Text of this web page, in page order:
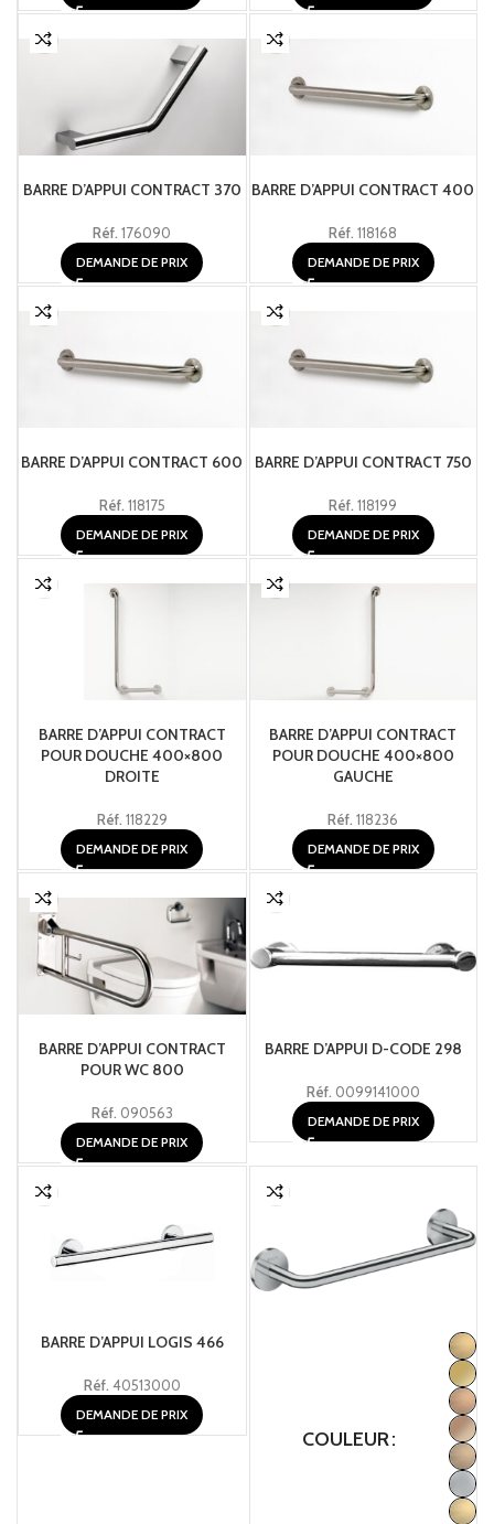
BARRE D’APPUI CONTRACT 370
Réf.176090
DEMANDE DE PRIX
BARRE D’APPUI CONTRACT 400
Réf.118168
DEMANDE DE PRIX
BARRE D’APPUI CONTRACT 600
Réf. 118175
DEMANDE DE PRIX
BARRE D’APPUI CONTRACT 750
Réf.118199
DEMANDE DE PRIX
BARRE D’APPUI CONTRACT
POUR DOUCHE 400×800
DROITE
Réf. 118229
DEMANDE DE PRIX
BARRE D’APPUI CONTRACT
POUR DOUCHE 400×800
GAUCHE
Réf.118236
DEMANDE DE PRIX
BARRE D’APPUI CONTRACT
POUR WC 800
Réf. 090563
DEMANDE DE PRIX
BARRE D’APPUI D-CODE 298
Réf. 0099141000
DEMANDE DE PRIX
BARRE D’APPUI LOGIS 466
Réf. 40513000
DEMANDE DE PRIX
COULEUR